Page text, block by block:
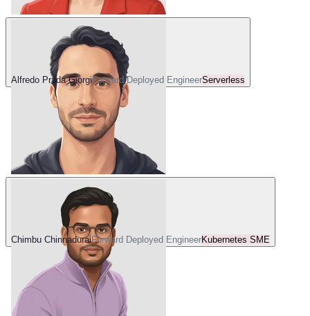
Alfredo Prada GiorgiForward Deployed EngineerServerless
Chimbu ChinnaduraiForward Deployed EngineerKubernetes SME